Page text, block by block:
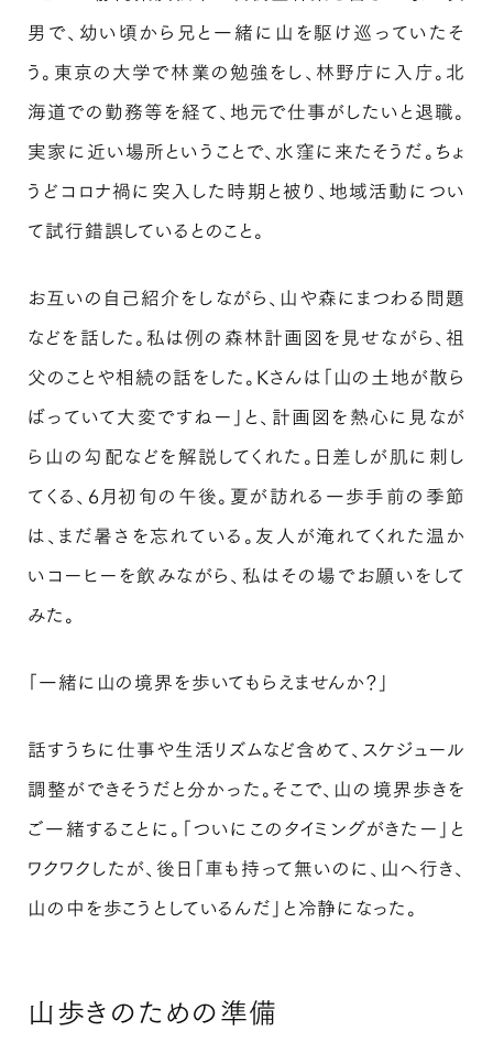
男で、幼い頃から兄と一緒に山を駆け巡っていたそ
う。東京の大学で林業の勉強をし、林野庁に入庁。北
海道での勤務等を経て、地元で仕事がしたいと退職。
実家に近い場所ということで、水窪に来たそうだ。ちょ
うどコロナ禍に突入した時期と被り、地域活動につい
て試行錯誤しているとのこと。
お互いの自己紹介をしながら、山や森にまつわる問題
などを話した。私は例の森林計画図を見せながら、祖
父のことや相続の話をした。Kさんは「山の土地が散ら
ばっていて大変ですねー」と、計画図を熱心に見なが
ら山の勾配などを解説してくれた。日差しが肌に刺し
てくる、6月初旬の午後。夏が訪れる一歩手前の季節
は、まだ暑さを忘れている。友人が淹れてくれた温か
いコーヒーを飲みながら、私はその場でお願いをして
みた。
「一緒に山の境界を歩いてもらえませんか？」
話すうちに仕事や生活リズムなど含めて、スケジュール
調整ができそうだと分かった。そこで、山の境界歩きを
ご一緒することに。「ついにこのタイミングがきたー」と
ワクワクしたが、後日「車も持って無いのに、山へ行き、
山の中を歩こうとしているんだ」と冷静になった。
山歩きのための準備